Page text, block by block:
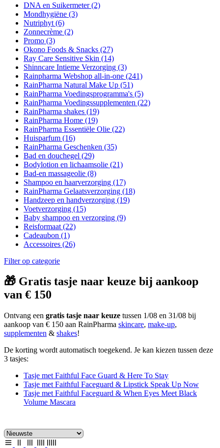
DNA en Suikermeter(2)
Mondhygiëne (3)
Nutriphyt (6)
Zonnecrème (2)
Promo (3)
Okono Foods & Snacks (27)
Ray Care Sensitive Skin (14)
Shinncare Intieme Verzorging (3)
Rainpharma Webshop all-in-one (241)
RainPharma Natural Make Up (51)
RainPharma Voedingsprogramma's (5)
RainPharma Voedingssupplementen (22)
RainPharma shakes (19)
RainPharma Home (19)
RainPharma Essentiële Olie (22)
Huisparfum (16)
RainPharma Geschenken (35)
Bad en douchegel (29)
Bodylotion en lichaamsolie (21)
Bad-en massageolie (8)
Shampoo en haarverzorging (17)
RainPharma Gelaatsverzorging (18)
Handzeep en handverzorging (19)
Voetverzorging (15)
Baby shampoo en verzorging (9)
Reisformaat (22)
Cadeaubon (1)
Accessoires (26)
Filter op categorie
🎁 Gratis tasje naar keuze bij aankoop
van € 150
Ontvang een gratis tasje naar keuze tussen 1/08 en 31/08 bij
aankoop van € 150 aan RainPharma skincare, make-up,
supplementen & shakes!
De korting wordt automatisch toegekend. Je kan kiezen tussen deze
3 tasjes:
Tasje met Faithful Face Guard & Here To Stay
Tasje met Faithful Faceguard & Lipstick Speak Up Now
Tasje met Faithful Faceguard & When Eyes Meet Black
Volume Mascara